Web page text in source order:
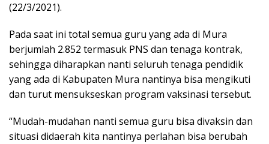
(22/3/2021).
Pada saat ini total semua guru yang ada di Mura
berjumlah 2.852 termasuk PNS dan tenaga kontrak,
sehingga diharapkan nanti seluruh tenaga pendidik
yang ada di Kabupaten Mura nantinya bisa mengikuti
dan turut mensukseskan program vaksinasi tersebut.
“Mudah-mudahan nanti semua guru bisa divaksin dan
situasi didaerah kita nantinya perlahan bisa berubah